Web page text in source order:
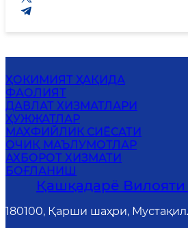
ҲОКИМИЯТ ҲАҚИДА
ФАОЛИЯТ
ДАВЛАТ ХИЗМАТЛАРИ
ҲУЖЖАТЛАР
MАХФИЙЛИК СИЁСАТИ
ОЧИҚ МАЪЛУМОТЛАР
АХБОРОТ ХИЗМАТИ
БОҒЛАНИШ
Қашқадарё
180100, Қарши шаҳри,